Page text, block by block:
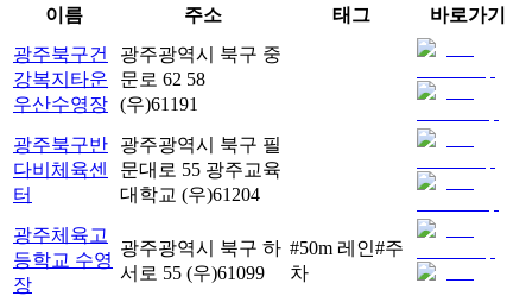
이름 주소 태그
바로가기
광주북구건
강복지타운
우산수영장
광주광역시 북구 중
문로 62 58
(우)61191
광주북구반
다비체육센
터
광주광역시 북구 필
문대로 55 광주교육
대학교 (우)61204
광주체육고
등학교 수영
장
광주광역시 북구 하
서로 55 (우)61099
#50m 레인#주
차